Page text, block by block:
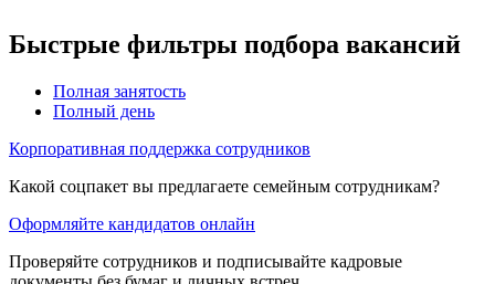
Быстрые фильтры подбора вакансий
Полная занятость
Полный день
Корпоративная поддержка сотрудников
Какой соцпакет вы предлагаете семейным сотрудникам?
Оформляйте кандидатов онлайн
Проверяйте сотрудников и подписывайте кадровые